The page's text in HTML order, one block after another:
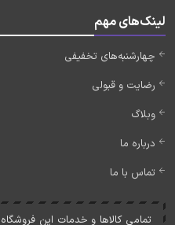
لینک‌های مهم
چهارشنبه‌های تخفیفی
رضایت و قبولی
وبلاگ
درباره ما
تماس با ما
تمامی کالاها و خدمات اين